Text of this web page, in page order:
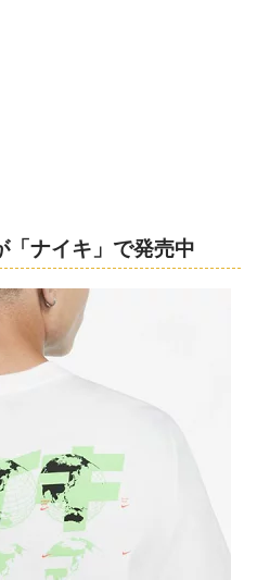
「ナイキ」で発売中